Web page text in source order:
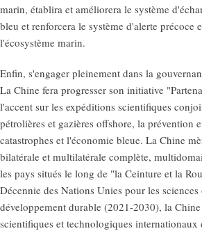
marin, établira et améliorera le système
bleu et renforcera le système d'alerte précoce
l'écosystème marin.
Enfin, s'engager pleinement dans la
La Chine fera progresser son initiative
l'accent sur les expéditions scientifiques
pétrolières et gazières offshore, la prévention
catastrophes et l'économie bleue. La Chine
bilatérale et multilatérale complète,
les pays situés le long de "la Ceinture et la
Décennie des Nations Unies pour les
développement durable (2021-2030), la
scientifiques et technologiques internationaux